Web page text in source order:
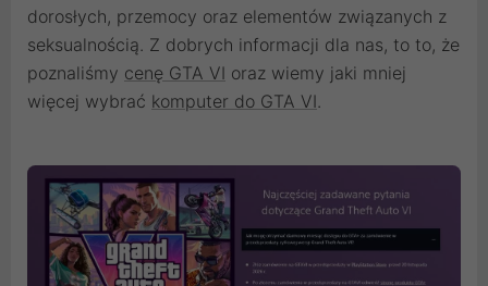
dorosłych, przemocy oraz elementów związanych z
seksualnością. Z dobrych informacji dla nas, to to, że
poznaliśmy cenę GTA VI oraz wiemy jaki mniej
więcej wybrać komputer do GTA VI.